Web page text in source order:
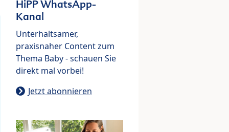
HiPP WhatsApp-
Kanal
Unterhaltsamer,
praxisnaher Content zum
Thema Baby - schauen Sie
direkt mal vorbei!
Jetzt abonnieren